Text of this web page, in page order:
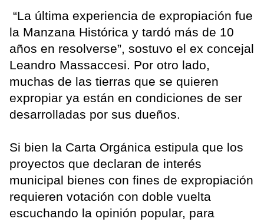
“La última experiencia de expropiación fue
la Manzana Histórica y tardó más de 10
años en resolverse”, sostuvo el ex concejal
Leandro Massaccesi. Por otro lado,
muchas de las tierras que se quieren
expropiar ya están en condiciones de ser
desarrolladas por sus dueños.
Si bien la Carta Orgánica estipula que los
proyectos que declaran de interés
municipal bienes con fines de expropiación
requieren votación con doble vuelta
escuchando la opinión popular, para